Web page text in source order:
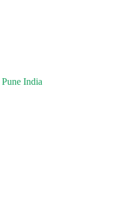
Pune India